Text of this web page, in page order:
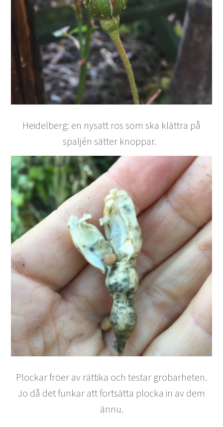
Heidelberg: en nysatt ros som ska klättra på
spaljén sätter knoppar.
Plockar fröer av rättika och testar grobarheten.
Jo då det funkar att fortsätta plocka in av dem
ännu.